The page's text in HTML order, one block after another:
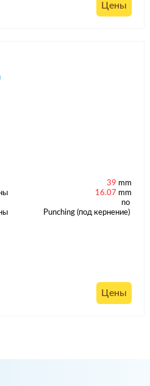
Цены
39 mm
16.07 mm
no
Punching (под кернение)
Цены